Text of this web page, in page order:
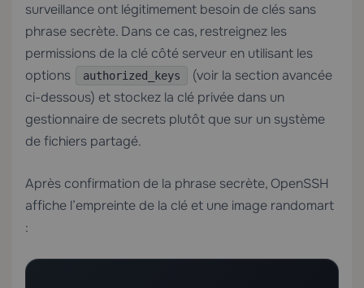
surveillance ont légitimement besoin de clés sans
phrase secrète. Dans ce cas, restreignez les
permissions de la clé côté serveur en utilisant les
options
authorized_keys
(voir la section avancée
ci-dessous) et stockez la clé privée dans un
gestionnaire de secrets plutôt que sur un système
de fichiers partagé.
Après confirmation de la phrase secrète, OpenSSH
affiche l’empreinte de la clé et une image randomart
: